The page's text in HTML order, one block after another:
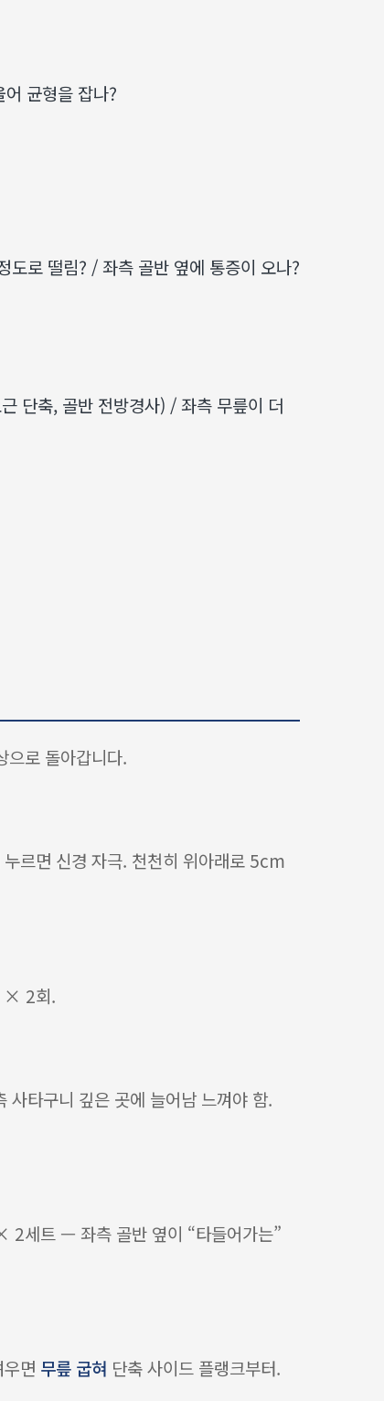
균형을 잡나?
로 떨림? / 좌측 골반 옆에 통증이 오나?
단축, 골반 전방경사) / 좌측 무릎이 더
으로 돌아갑니다.
르면 신경 자극. 천천히 위아래로 5cm
× 2회.
사타구니 깊은 곳에 늘어남 느껴야 함.
세트 — 좌측 골반 옆이 “타들어가는”
면 무릎 굽혀 단축 사이드 플랭크부터.